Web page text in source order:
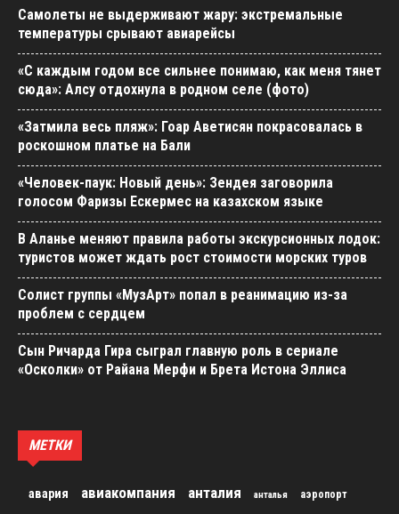
Самолеты не выдерживают жару: экстремальные
температуры срывают авиарейсы
«С каждым годом все сильнее понимаю, как меня тянет
сюда»: Алсу отдохнула в родном селе (фото)
«Затмила весь пляж»: Гоар Аветисян покрасовалась в
роскошном платье на Бали
«Человек-паук: Новый день»: Зендея заговорила
голосом Фаризы Ескермес на казахском языке
В Аланье меняют правила работы экскурсионных лодок:
туристов может ждать рост стоимости морских туров
Солист группы «МузАрт» попал в реанимацию из-за
проблем с сердцем
Сын Ричарда Гира сыграл главную роль в сериале
«Осколки» от Райана Мерфи и Брета Истона Эллиса
МЕТКИ
авария авиакомпания анталия анталья аэропорт